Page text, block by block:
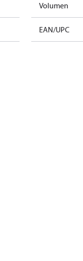
Volumen
EAN/UPC